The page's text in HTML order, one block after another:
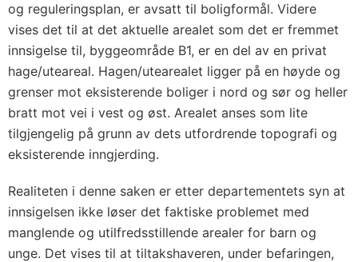
og reguleringsplan, er avsatt til boligformål. Videre
vises det til at det aktuelle arealet som det er fremmet
innsigelse til, byggeområde B1, er en del av en privat
hage/uteareal. Hagen/utearealet ligger på en høyde og
grenser mot eksisterende boliger i nord og sør og heller
bratt mot vei i vest og øst. Arealet anses som lite
tilgjengelig på grunn av dets utfordrende topografi og
eksisterende inngjerding.
Realiteten i denne saken er etter departementets syn at
innsigelsen ikke løser det faktiske problemet med
manglende og utilfredsstillende arealer for barn og
unge. Det vises til at tiltakshaveren, under befaringen,